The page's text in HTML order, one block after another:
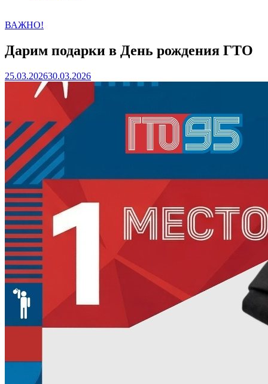
ВАЖНО!
Дарим подарки в День рождения ГТО
25.03.202630.03.2026